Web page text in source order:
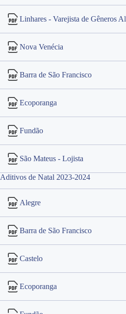
Linhares - Varejista de Gêneros
Nova Venécia
Barra de São Francisco
Ecoporanga
Fundão
São Mateus - Lojista
Aditivos de Natal 2023-2024
Alegre
Barra de São Francisco
Castelo
Ecoporanga